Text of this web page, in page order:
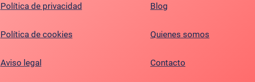
Política de privacidad
Política de cookies
Aviso legal
Blog
Quienes somos
Contacto